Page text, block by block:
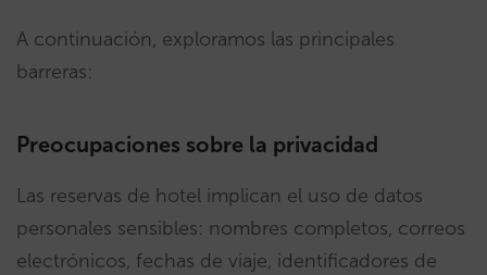
A continuación, exploramos las principales
barreras:
Preocupaciones sobre la privacidad
Las reservas de hotel implican el uso de datos
personales sensibles: nombres completos, correos
electrónicos, fechas de viaje, identificadores de